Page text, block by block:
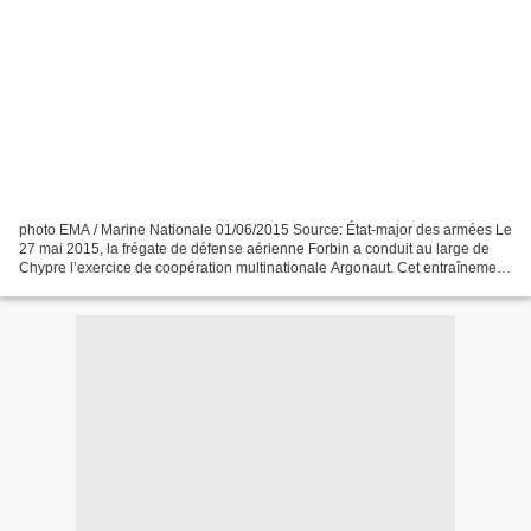
photo EMA / Marine Nationale 01/06/2015 Source: État-major des armées Le
27 mai 2015, la frégate de défense aérienne Forbin a conduit au large de
Chypre l’exercice de coopération multinationale Argonaut. Cet entraînement